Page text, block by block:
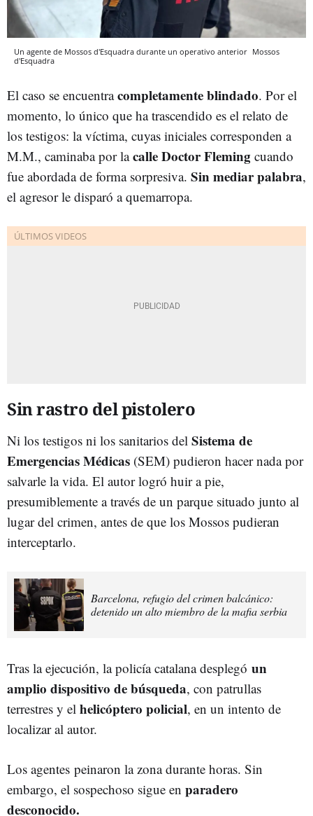
Un agente de Mossos d'Esquadra durante un operativo anterior Mossos
d'Esquadra
El caso se encuentracompletamente blindado. Por el
momento, lo único que ha trascendido es el relato de
los testigos: la víctima, cuyas iniciales corresponden a
M.M., caminaba por lacalle Doctor Fleming cuando
fue abordada de forma sorpresiva. Sin mediar palabra,
el agresor le disparó a quemarropa.
Sin rastro del pistolero
Ni los testigos ni los sanitarios del Sistema de
Emergencias Médicas (SEM) pudieron hacer nada por
salvarle la vida. El autor logró huir a pie,
presumiblemente a través de un parque situado junto al
lugar del crimen, antes de que los Mossos pudieran
interceptarlo.
Barcelona, refugio del crimen balcánico:
detenido un alto miembro de la mafia serbia
Tras la ejecución, la policía catalana desplegó un
amplio dispositivo de búsqueda, con patrullas
terrestres y el helicóptero policial, en un intento de
localizar al autor.
Los agentes peinaron la zona durante horas. Sin
embargo, el sospechoso sigue en paradero
desconocido.